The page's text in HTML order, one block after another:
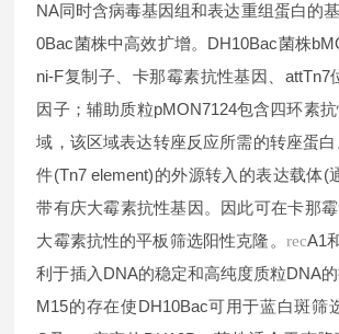
NA同时含病毒基因组和表达重组蛋白的
0Bac菌株中高效扩增。DH10Bac菌株
ni-F复制子、卡那霉素抗性基因、attTn7
因子；辅助质粒pMON7124包含四环素
域，该区域表达转座反应所需的转座蛋
件(Tn7 element)的外源转入的表达载体(
带有庆大霉素抗性基因。因此可在卡那
大霉素抗性的平板筛选阳性克隆。 recA1
利于插入DNA的稳定和高纯度质粒DNA的
M15的存在使DH10Bac可用于蓝白斑筛